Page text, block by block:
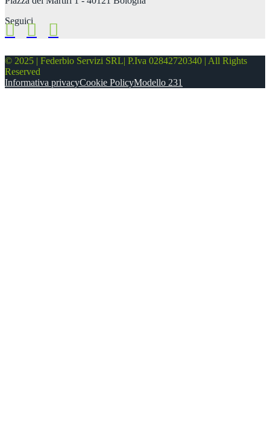
Seguici
© 2025 | Federbio Servizi SRL| P.Iva 02842720340 | All Rights
Reserved
Informativa privacyCookie PolicyModello 231